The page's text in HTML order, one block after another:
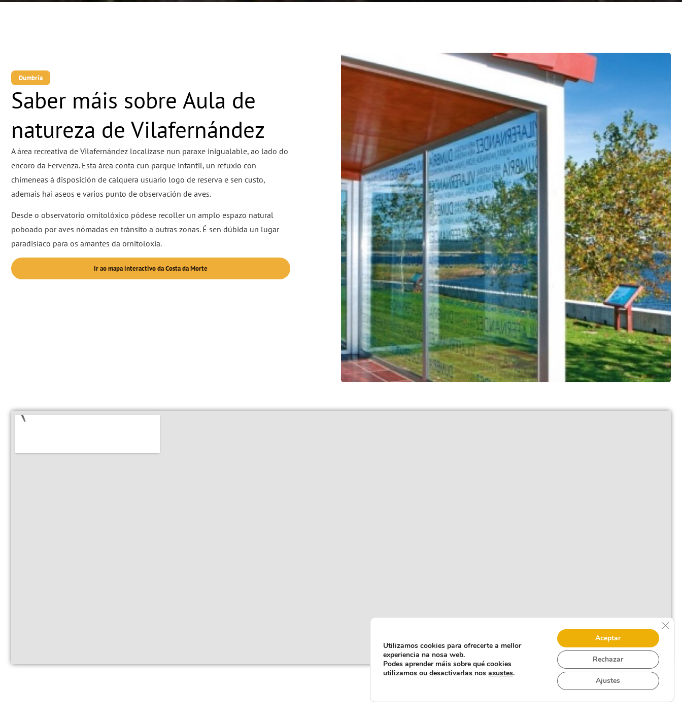
Dumbría
Saber máis sobre Aula de
natureza de Vilafernández
A área recreativa de Vilafernández localízase nun paraxe inigualable, ao lado do
encoro da Fervenza. Esta área conta cun parque infantil, un refuxio con
chimeneas á disposición de calquera usuario logo de reserva e sen custo,
ademais hai aseos e varios punto de observación de aves.
Desde o observatorio ornitolóxico pódese recoller un amplo espazo natural
poboado por aves nómadas en tránsito a outras zonas. É sen dúbida un lugar
paradisíaco para os amantes da ornitoloxía.
Ir ao mapa interactivo da Costa da Morte
Utilizamos cookies para ofrecerte a mellor
experiencia na nosa web.
Podes aprender máis sobre qué cookies
utilizamos ou desactivarlas nos axustes.
Aceptar
Rechazar
Ajustes